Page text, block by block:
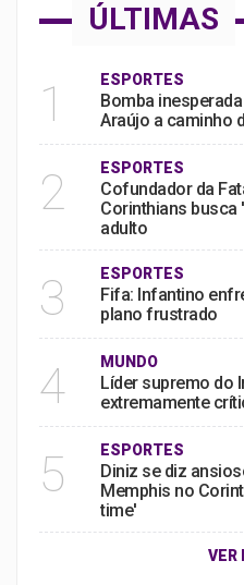
ÚLTIMAS
1 ESPORTES
Bomba
Araújo a caminho
2 ESPORTES
Cofundador da
Corinthians
adulto
3 ESPORTES
Fifa: Infantino
plano frustrado
4 MUNDO
Líder supremo do
extremamente
5 ESPORTES
Diniz se diz
Memphis no
time'
VER